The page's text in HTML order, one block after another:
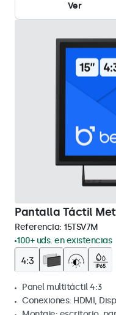
Ver
Pantalla Táctil
Referencia: 15TSV7M
100+ uds. en existencias
Panel multitáctil 4:3
Conexiones: HDMI,